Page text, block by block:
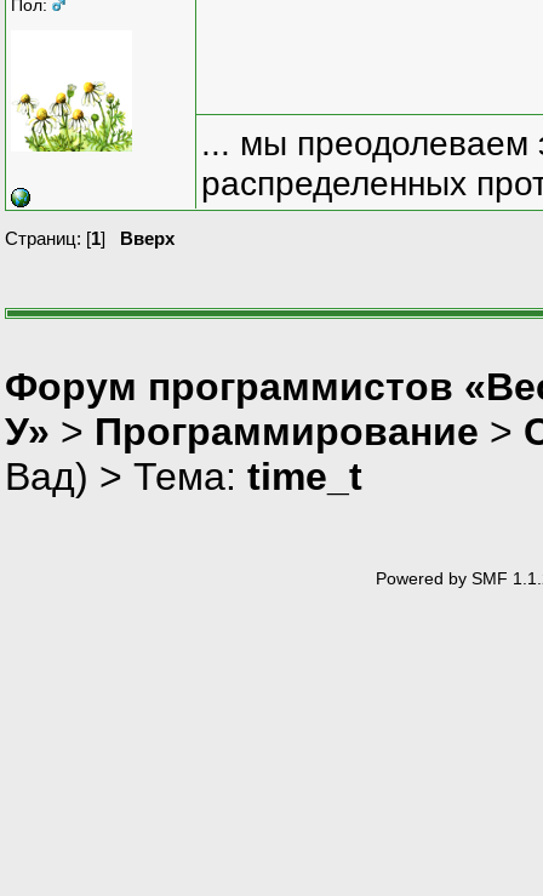
Пол:
... мы преодолеваем
распределенных
Страниц: [1] Вверх
Форум программистов
У» > Программирование >
Вад) > Тема: time_t
Powered by SMF